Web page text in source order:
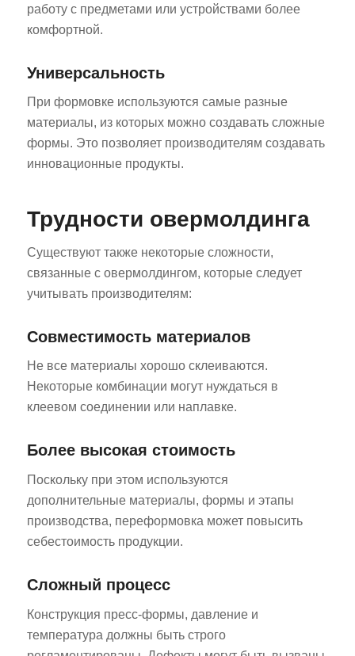
работу с предметами или устройствами более
комфортной.
Универсальность
При формовке используются самые разные
материалы, из которых можно создавать сложные
формы. Это позволяет производителям создавать
инновационные продукты.
Трудности овермолдинга
Существуют также некоторые сложности,
связанные с овермолдингом, которые следует
учитывать производителям:
Совместимость материалов
Не все материалы хорошо склеиваются.
Некоторые комбинации могут нуждаться в
клеевом соединении или наплавке.
Более высокая стоимость
Поскольку при этом используются
дополнительные материалы, формы и этапы
производства, переформовка может повысить
себестоимость продукции.
Сложный процесс
Конструкция пресс-формы, давление и
температура должны быть строго